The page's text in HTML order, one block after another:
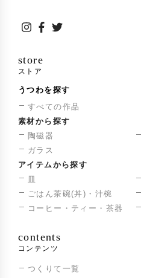
store
ストア
うつわを探す
すべての作品
素材から探す
陶磁器
ガラス
アイテムから探す
皿
ごはん茶碗(丼)・汁椀
コーヒー・ティー・茶器
contents
コンテンツ
つくりて一覧